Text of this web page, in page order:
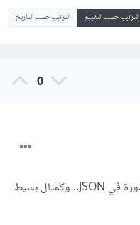
الترتيب حسب التقييم الترتيب حسب التاريخ
0
أرجو إضافة شرح لكيفية تمريرك لمسار الصورة في JSON.. وكمثال بسيط